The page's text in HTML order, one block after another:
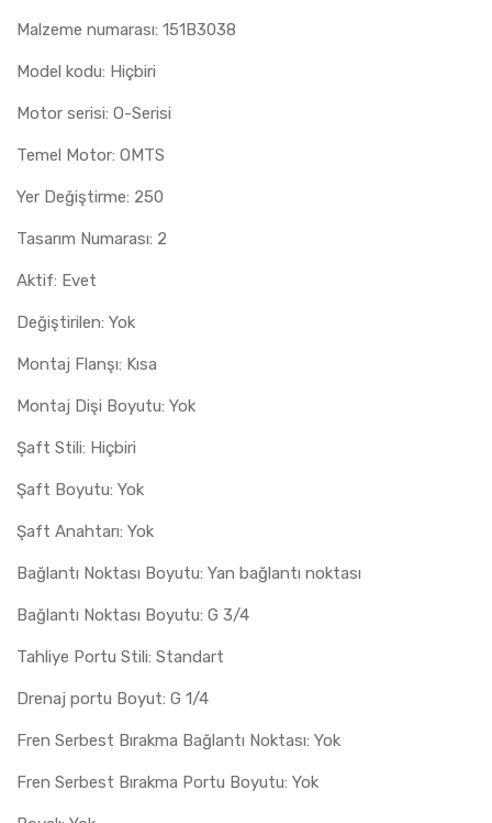
Malzeme numarası: 151B3038
Model kodu: Hiçbiri
Motor serisi: O-Serisi
Temel Motor: OMTS
Yer Değiştirme: 250
Tasarım Numarası: 2
Aktif: Evet
Değiştirilen: Yok
Montaj Flanşı: Kısa
Montaj Dişi Boyutu: Yok
Şaft Stili: Hiçbiri
Şaft Boyutu: Yok
Şaft Anahtarı: Yok
Bağlantı Noktası Boyutu: Yan bağlantı noktası
Bağlantı Noktası Boyutu: G 3/4
Tahliye Portu Stili: Standart
Drenaj portu Boyut: G 1/4
Fren Serbest Bırakma Bağlantı Noktası: Yok
Fren Serbest Bırakma Portu Boyutu: Yok